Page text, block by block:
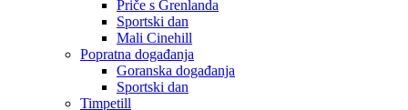
Priče s Grenlanda
Sportski dan
Mali Cinehill
Popratna događanja
Goranska događanja
Sportski dan
Timpetill